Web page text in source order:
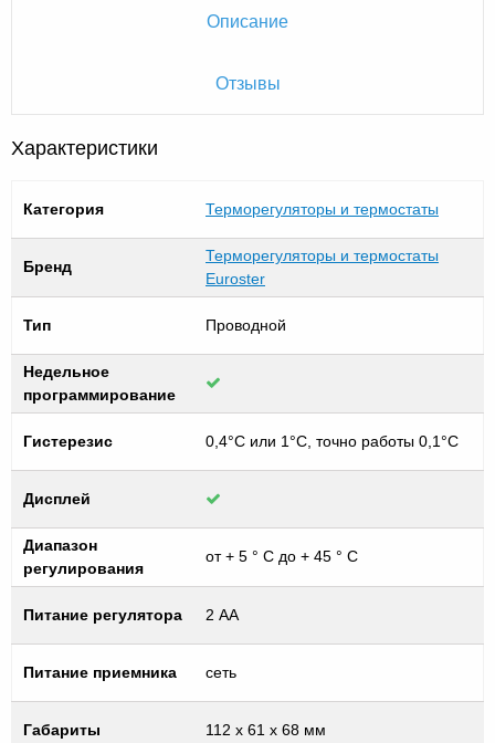
Описание
Отзывы
Характеристики
Категория Терморегуляторы и термостаты
Бренд
Терморегуляторы и термостаты
Euroster
Тип Проводной
Недельное
программирование
Гистерезис 0,4°C или 1°C, точно работы 0,1°C
Дисплей
Диапазон
регулирования
от + 5 ° С до + 45 ° С
Питание регулятора 2 АА
Питание приемника сеть
Габариты 112 x 61 x 68 мм